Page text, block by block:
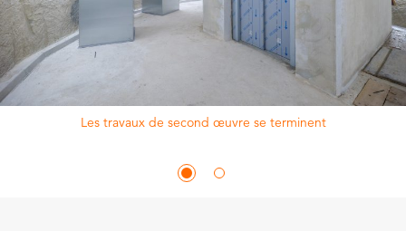
Les travaux de second œuvre se terminent